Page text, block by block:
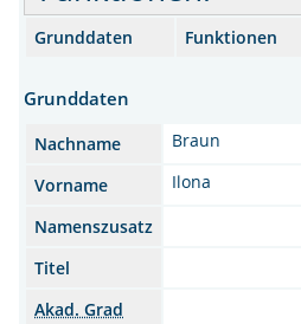
Grunddaten Funktionen
Grunddaten
Nachname
Braun
Vorname
Ilona
Namenszusatz
Titel
Akad. Grad